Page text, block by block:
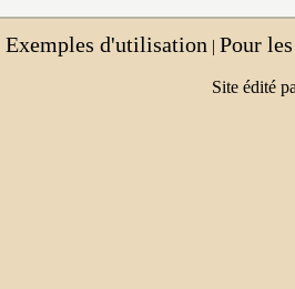
Exemples d'utilisation | Pour
Site édité